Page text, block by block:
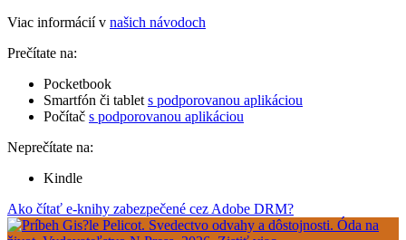
Viac informácií v našich návodoch
Prečítate na:
Pocketbook
Smartfón či tablet s podporovanou aplikáciou
Počítač s podporovanou aplikáciou
Neprečítate na:
Kindle
Ako čítať e-knihy zabezpečené cez Adobe DRM?